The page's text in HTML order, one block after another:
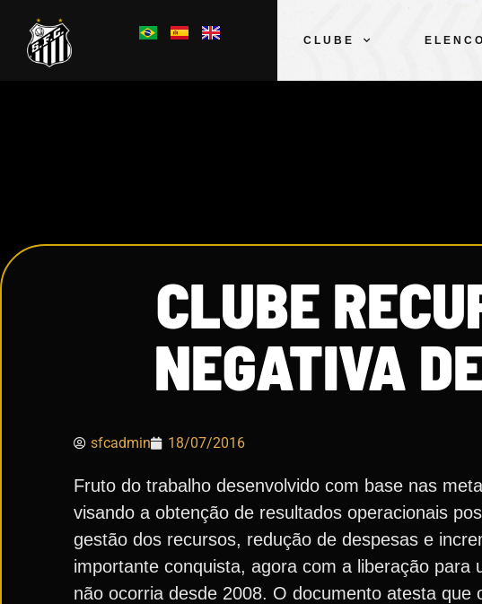
CLUBE
CLUBE
NEGATIVA
sfcadmin 18/07/2016
Fruto do trabalho desenvolvido com base nas
visando a obtenção de resultados operacionais
gestão dos recursos, redução de despesas e
importante conquista, agora com a liberação
não ocorria desde 2008. O documento atesta